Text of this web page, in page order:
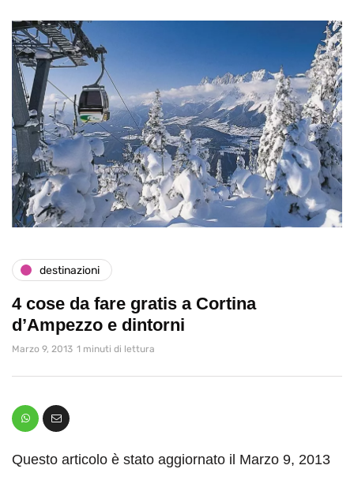
destinazioni
4 cose da fare gratis a Cortina
d’Ampezzo e dintorni
Marzo 9, 2013 1 minuti di lettura
Questo articolo è stato aggiornato il Marzo 9, 2013